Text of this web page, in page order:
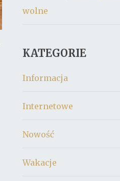
wolne
KATEGORIE
Informacja
Internetowe
Nowość
Wakacje